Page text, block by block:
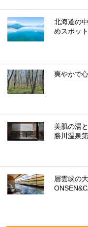
北海道の
めスポッ
爽やかで
美肌の湯
勝川温泉
層雲峡の